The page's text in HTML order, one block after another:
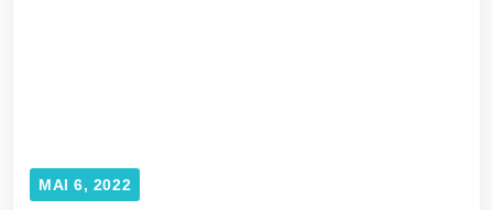
MAI 6, 2022